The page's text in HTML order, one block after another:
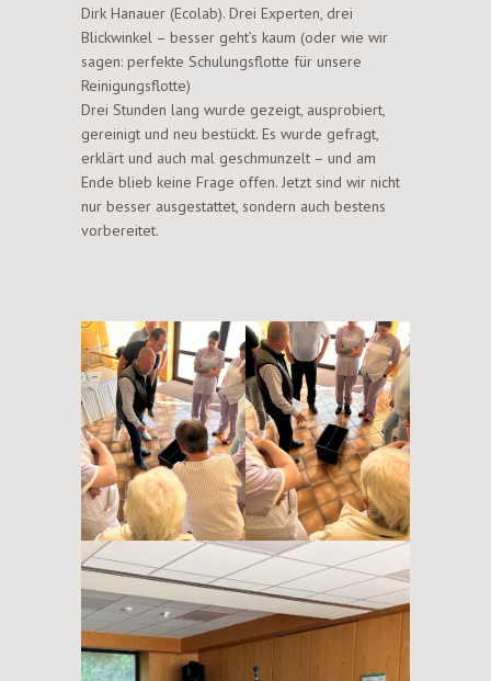
Dirk Hanauer (Ecolab). Drei Experten, drei
Blickwinkel – besser geht’s kaum (oder wie wir
sagen: perfekte Schulungsflotte für unsere
Reinigungsflotte)
Drei Stunden lang wurde gezeigt, ausprobiert,
gereinigt und neu bestückt. Es wurde gefragt,
erklärt und auch mal geschmunzelt – und am
Ende blieb keine Frage offen. Jetzt sind wir nicht
nur besser ausgestattet, sondern auch bestens
vorbereitet.